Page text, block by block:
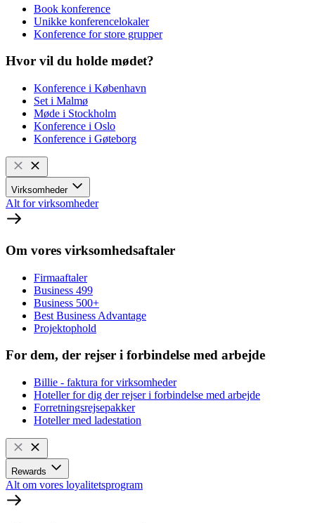
Book konference
Unikke konferencelokaler
Konference for store grupper
Hvor vil du holde mødet?
Konference i København
Set i Malmø
Møde i Stockholm
Konference i Oslo
Konference i Gøteborg
Virksomheder
Alt for virksomheder
Om vores virksomhedsaftaler
Firmaaftaler
Business 499
Business 500+
Best Business Advantage
Projektophold
For dem, der rejser i forbindelse med arbejde
Billie - faktura for virksomheder
Hoteller for dig der rejser i forbindelse med arbejde
Forretningsrejsepakker
Hoteller med ladestation
Rewards
Alt om vores loyalitetsprogram